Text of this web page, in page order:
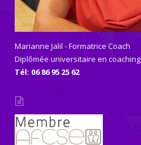
Marianne Jalil - Formatrice Coach
Diplômée universitaire en coaching
Tél: 06 86 95 25 62